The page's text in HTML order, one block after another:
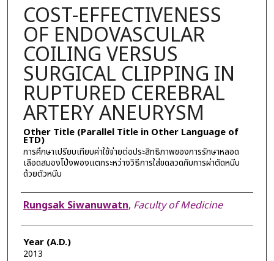
COST-EFFECTIVENESS
OF ENDOVASCULAR
COILING VERSUS
SURGICAL CLIPPING IN
RUPTURED CEREBRAL
ARTERY ANEURYSM
Other Title (Parallel Title in Other Language of
ETD)
การศึกษาเปรียบเทียบค่าใช้จ่ายต่อประสิทธิภาพของการรักษาหลอด
เลือดสมองโป่งพองแตกระหว่างวิธีการใส่ขดลวดกับการผ่าตัดหนีบ
ด้วยตัวหนีบ
Author
Rungsak Siwanuwatn, Faculty of Medicine
Year (A.D.)
2013